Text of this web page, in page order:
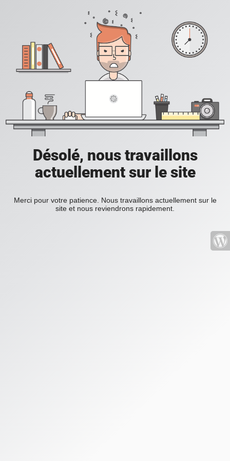
Désolé, nous travaillons
actuellement sur le site
Merci pour votre patience. Nous travaillons actuellement sur le
site et nous reviendrons rapidement.